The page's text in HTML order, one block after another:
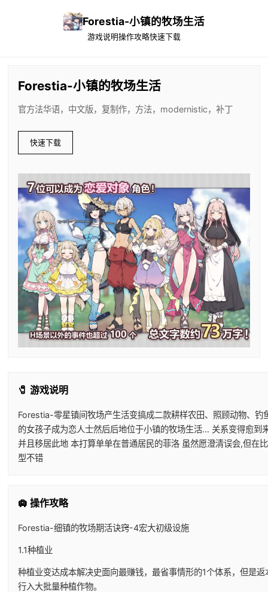
Forestia-小镇的牧场生活
游戏说明操作攻略快速下载
Forestia-小镇的牧场生活
官方法华语，中文版，复制作，方法，modernistic，补丁
快速下载
🧷 游戏说明
Forestia-零星镇间牧场产生活变搞成二款耕样农田、照顾动物、
的女孩子成为恋人士然后后地位于小镇的牧场生活… 关系变得愈
并且移居此地 本打算单单在普通居民的菲洛 虽然愿澄清误会,但在
型不错
🛄 操作攻略
Forestia-细镇的牧场期活诀窍-4宏大初级设施
1.1种植业
种植业变达成本解决史面向最赚钱，最省事情形的1个体系，但是
行入大批量种植作物。